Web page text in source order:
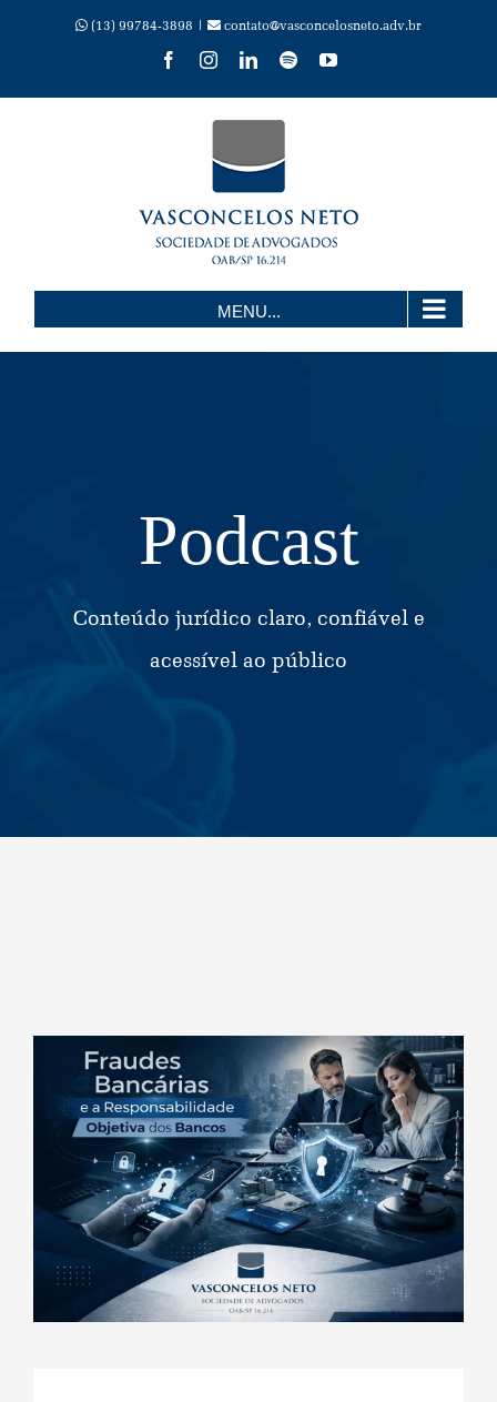
(13) 99784-3898 | contato@vasconcelosneto.adv.br
FacebookInstagramLinkedIn
SpotifyYouTube
MENU...
Podcast
Conteúdo jurídico claro, confiável e
acessível ao público